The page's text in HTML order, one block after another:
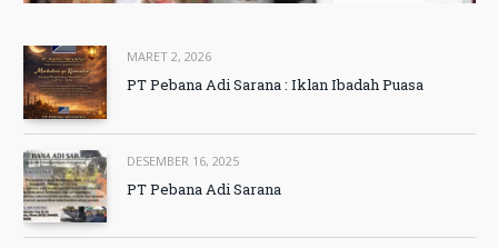
MARET 2, 2026
PT Pebana Adi Sarana : Iklan Ibadah Puasa
DESEMBER 16, 2025
PT Pebana Adi Sarana